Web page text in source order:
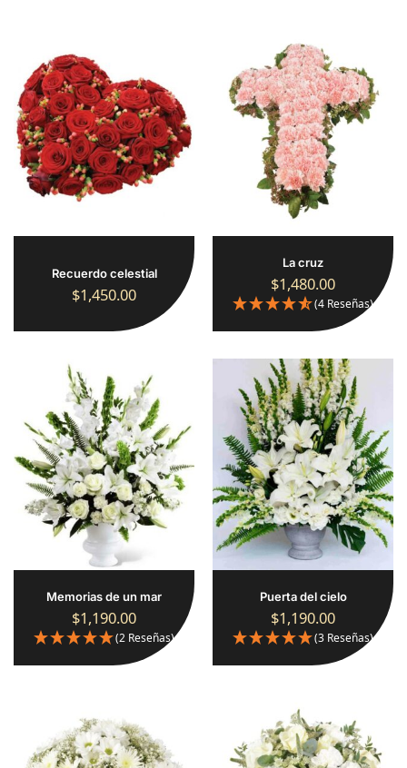
Recuerdo celestial
$1,450.00
La cruz
$1,480.00
(4 Reseñas)
Memorias de un mar
$1,190.00
(2 Reseñas)
Puerta del cielo
$1,190.00
(3 Reseñas)